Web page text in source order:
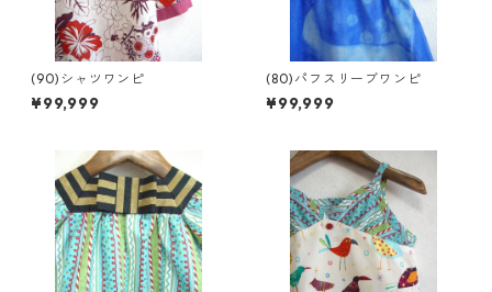
(90)シャツワンピ
¥99,999
(80)パフスリーブワンピ
¥99,999